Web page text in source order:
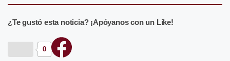
¿Te gustó esta noticia? ¡Apóyanos con un Like!
0